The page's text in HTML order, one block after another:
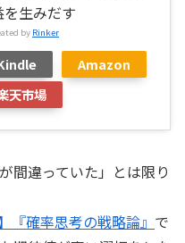
を生みだす
by Rinker
Amazon
天市場
間違っていた」とは限り
『確率思考の戦略論』 で